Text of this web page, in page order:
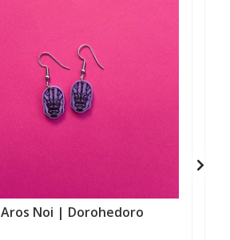
Aros Noi | Dorohedoro